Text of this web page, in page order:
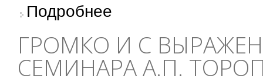
Подробнее
ГРОМКО И С
СЕМИНАРА А.П.